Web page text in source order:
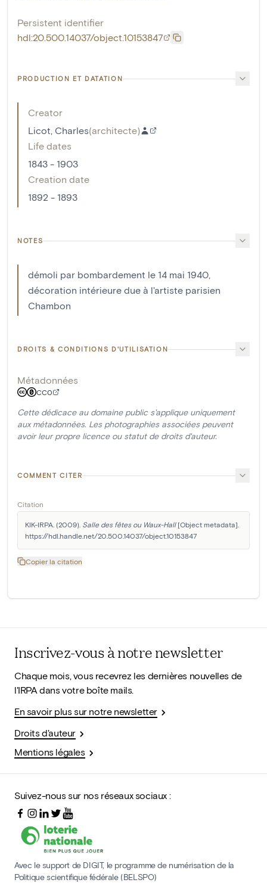
Persistent identifier
hdl:20.500.14037/object.10153847
PRODUCTION ET DATATION
Creator
Licot, Charles(architecte)
Life dates
1843 - 1903
Creation date
1892 - 1893
NOTES
démoli par bombardement le 14 mai 1940,
décoration intérieure due à l'artiste parisien
Chambon
DROITS & CONDITIONS D'UTILISATION
Métadonnées
CC0
Cette dédicace au domaine public s'applique uniquement
aux métadonnées. Les photographies associées peuvent
avoir leur propre licence ou statut de droits d'auteur.
COMMENT CITER
Citation
KIK-IRPA. (2009). Salle des fêtes ou Waux-Hall [Object metadata].
https://hdl.handle.net/20.500.14037/object.10153847
Copier la citation
Inscrivez-vous à notre newsletter
Chaque mois, vous recevrez les dernières nouvelles de
l'IRPA dans votre boîte mails.
En savoir plus sur notre newsletter
Droits d'auteur
Mentions légales
Suivez-nous sur nos réseaux sociaux :
Avec le support de DIGIT, le programme de numérisation de la
Politique scientifique fédérale (BELSPO)